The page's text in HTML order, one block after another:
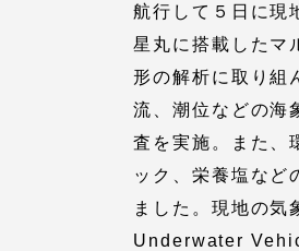
航行して５日に現
星丸に搭載したマ
形の解析に取り組
流、潮位などの海
査を実施。また、
ック、栄養塩など
ました。現地の
Underwater
外国人研究者
グローバル大学へ向けた取